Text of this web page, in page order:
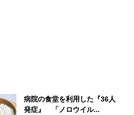
病院の食堂を利用した『36人
発症』 「ノロウイル...